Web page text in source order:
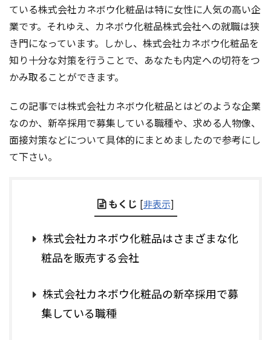
ている株式会社カネボウ化粧品は特に女性に人気の高い企
業です。それゆえ、カネボウ化粧品株式会社への就職は狭
き門になっています。しかし、株式会社カネボウ化粧品を
知り十分な対策を行うことで、あなたも内定への切符をつ
かみ取ることができます。
この記事では株式会社カネボウ化粧品とはどのような企業
なのか、新卒採用で募集している職種や、求める人物像、
面接対策などについて具体的にまとめましたので参考にし
て下さい。
もくじ [非表示]
株式会社カネボウ化粧品はさまざまな化
粧品を販売する会社
株式会社カネボウ化粧品の新卒採用で募
集している職種